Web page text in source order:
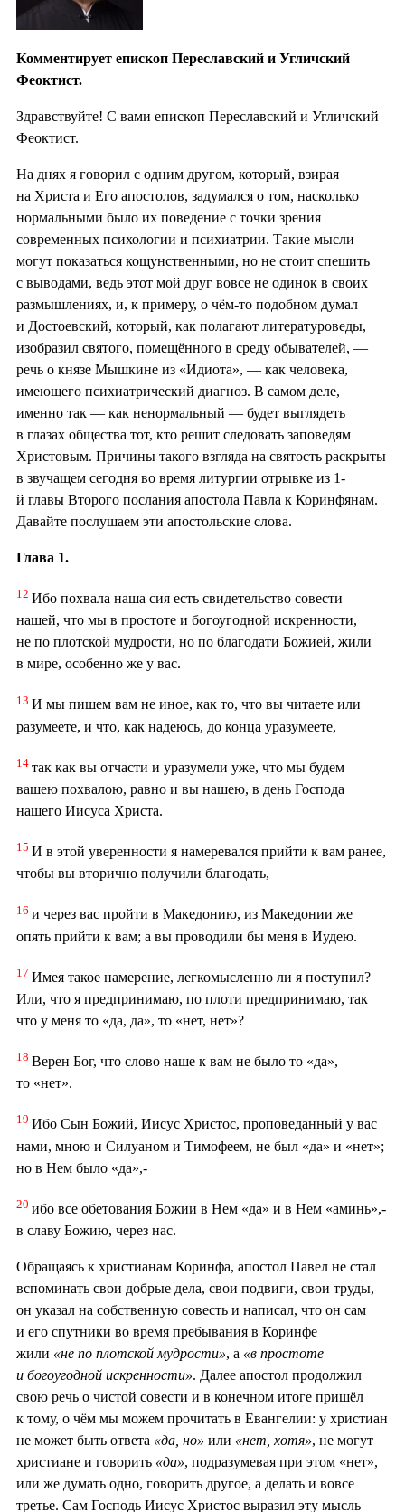
Комментирует епископ Переславский и Угличский
Феоктист.
Здравствуйте! С вами епископ Переславский и Угличский
Феоктист.
На днях я говорил с одним другом, который, взирая
на Христа и Его апостолов, задумался о том, насколько
нормальными было их поведение с точки зрения
современных психологии и психиатрии. Такие мысли
могут показаться кощунственными, но не стоит спешить
с выводами, ведь этот мой друг вовсе не одинок в своих
размышлениях, и, к примеру, о чём-то подобном думал
и Достоевский, который, как полагают литературоведы,
изобразил святого, помещённого в среду обывателей, —
речь о князе Мышкине из «Идиота», — как человека,
имеющего психиатрический диагноз. В самом деле,
именно так — как ненормальный — будет выглядеть
в глазах общества тот, кто решит следовать заповедям
Христовым. Причины такого взгляда на святость раскрыты
в звучащем сегодня во время литургии отрывке из 1-
й главы Второго послания апостола Павла к Коринфянам.
Давайте послушаем эти апостольские слова.
Глава 1.
12 Ибо похвала наша сия есть свидетельство совести
нашей, что мы в простоте и богоугодной искренности,
не по плотской мудрости, но по благодати Божией, жили
в мире, особенно же у вас.
13 И мы пишем вам не иное, как то, что вы читаете или
разумеете, и что, как надеюсь, до конца уразумеете,
14 так как вы отчасти и уразумели уже, что мы будем
вашею похвалою, равно и вы нашею, в день Господа
нашего Иисуса Христа.
15 И в этой уверенности я намеревался прийти к вам ранее,
чтобы вы вторично получили благодать,
16 и через вас пройти в Македонию, из Македонии же
опять прийти к вам; а вы проводили бы меня в Иудею.
17 Имея такое намерение, легкомысленно ли я поступил?
Или, что я предпринимаю, по плоти предпринимаю, так
что у меня то «да, да», то «нет, нет»?
18 Верен Бог, что слово наше к вам не было то «да»,
то «нет».
19 Ибо Сын Божий, Иисус Христос, проповеданный у вас
нами, мною и Силуаном и Тимофеем, не был «да» и «нет»;
но в Нем было «да»,-
20 ибо все обетования Божии в Нем «да» и в Нем «аминь»,-
в славу Божию, через нас.
Обращаясь к христианам Коринфа, апостол Павел не стал
вспоминать свои добрые дела, свои подвиги, свои труды,
он указал на собственную совесть и написал, что он сам
и его спутники во время пребывания в Коринфе
жили «не по плотской мудрости», а «в простоте
и богоугодной искренности». Далее апостол продолжил
свою речь о чистой совести и в конечном итоге пришёл
к тому, о чём мы можем прочитать в Евангелии: у христиан
не может быть ответа «да, но» или «нет, хотя», не могут
христиане и говорить «да», подразумевая при этом «нет»,
или же думать одно, говорить другое, а делать и вовсе
третье. Сам Господь Иисус Христос выразил эту мысль